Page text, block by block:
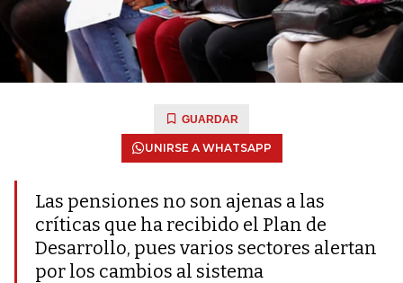
GUARDAR
UNIRSE A WHATSAPP
Las pensiones no son ajenas a las
críticas que ha recibido el Plan de
Desarrollo, pues varios sectores alertan
por los cambios al sistema